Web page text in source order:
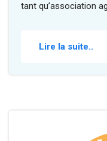
tant qu’association
Lire la suite..